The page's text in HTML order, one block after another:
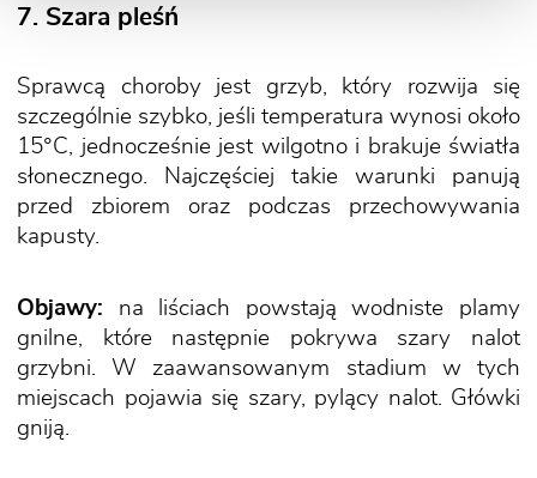
7. Szara pleśń
Sprawcą choroby jest grzyb, który rozwija się
szczególnie szybko, jeśli temperatura wynosi około
15°C, jednocześnie jest wilgotno i brakuje światła
słonecznego. Najczęściej takie warunki panują
przed zbiorem oraz podczas przechowywania
kapusty.
Objawy: na liściach powstają wodniste plamy
gnilne, które następnie pokrywa szary nalot
grzybni. W zaawansowanym stadium w tych
miejscach pojawia się szary, pylący nalot. Główki
gniją.